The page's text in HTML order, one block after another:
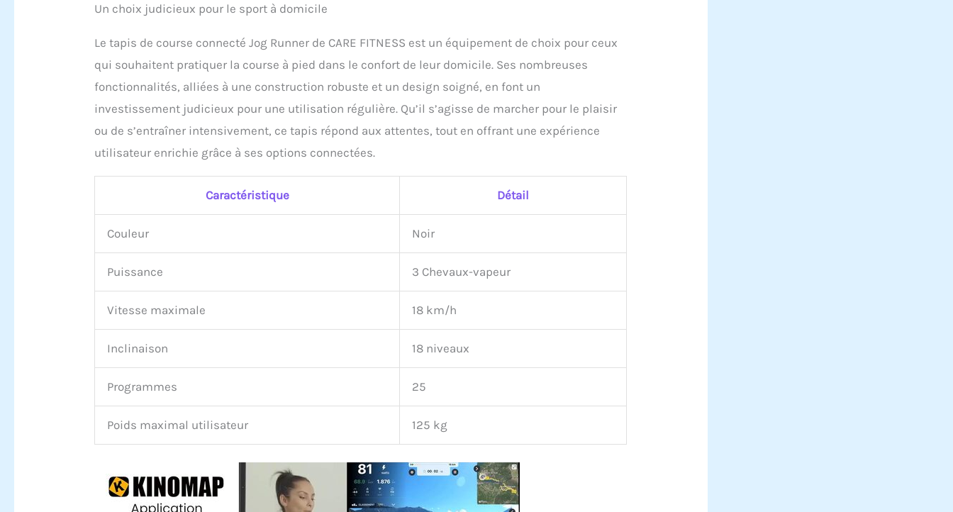
Un choix judicieux pour le sport à domicile
Le tapis de course connecté Jog Runner de CARE FITNESS est un équipement de choix pour ceux
qui souhaitent pratiquer la course à pied dans le confort de leur domicile. Ses nombreuses
fonctionnalités, alliées à une construction robuste et un design soigné, en font un
investissement judicieux pour une utilisation régulière. Qu’il s’agisse de marcher pour le plaisir
ou de s’entraîner intensivement, ce tapis répond aux attentes, tout en offrant une expérience
utilisateur enrichie grâce à ses options connectées.
Caractéristique Détail
Couleur Noir
Puissance 3 Chevaux-vapeur
Vitesse maximale 18 km/h
Inclinaison 18 niveaux
Programmes 25
Poids maximal utilisateur 125 kg